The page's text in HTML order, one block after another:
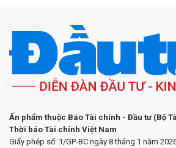
Ấn phẩm thuộc Báo Tài chính - Đầu tư (Bộ
Thời báo Tài chính Việt Nam
Giấy phép số: 1/GP-BC ngày 8 tháng 1 năm